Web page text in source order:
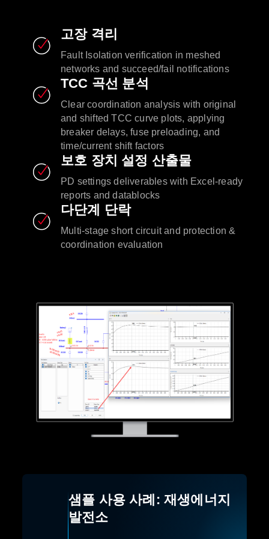
고장 격리
Fault Isolation verification in meshed
networks and succeed/fail notifications
TCC 곡선 분석
Clear coordination analysis with original
and shifted TCC curve plots, applying
breaker delays, fuse preloading, and
time/current shift factors
보호 장치 설정 산출물
PD settings deliverables with Excel-ready
reports and datablocks
다단계 단락
Multi-stage short circuit and protection &
coordination evaluation
샘플 사용 사례: 재생에너지
발전소